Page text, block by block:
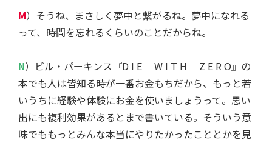
M）そうね、まさしく夢中と繋がるね。夢中になれる
って、時間を忘れるくらいのことだからね。
N）ビル・パーキンス『D I E W I T H Z E R O』の
本でも人は皆知る時が一番お金もちだから、もっと若
いうちに経験や体験にお金を使いましょうって。思い
出にも複利効果があるとまで書いている。そういう意
味でももっとみんな本当にやりたかったこととかを見